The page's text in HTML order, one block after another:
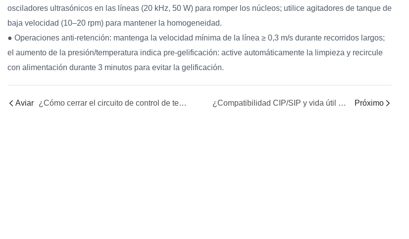
osciladores ultrasónicos en las líneas (20 kHz, 50 W) para romper los núcleos; utilice agitadores de tanque de
baja velocidad (10–20 rpm) para mantener la homogeneidad.
● Operaciones anti-retención: mantenga la velocidad mínima de la línea ≥ 0,3 m/s durante recorridos largos;
el aumento de la presión/temperatura indica pre-gelificación: active automáticamente la limpieza y recircule
con alimentación durante 3 minutos para evitar la gelificación.
Aviar ¿Cómo cerrar el circuito de control de temperatura isotérmica multizona y gestión del gradiente térmico (líneas, prebombeo, cerca de la hilera)? ¿Compatibilidad CIP/SIP y vida útil del sello para diferentes sistemas de polímeros (PVDF, PES, PSf, PAN, PA)? Próximo